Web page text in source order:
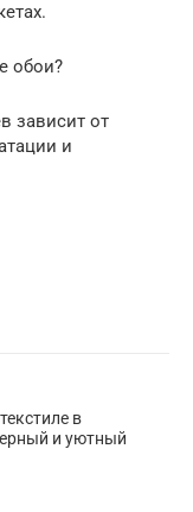
обои?
зависит от
и
в
и уютный